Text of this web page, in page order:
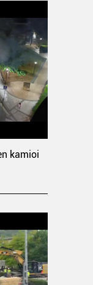
kamioi